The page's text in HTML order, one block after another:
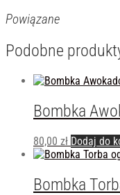
Powiązane
Podobne
Bombka
80,00 zł Dodaj do
Bombka